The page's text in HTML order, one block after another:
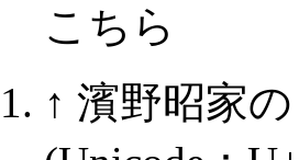
こちら
↑ 濱野昭家